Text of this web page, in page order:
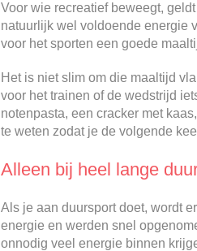
Voor wie recreatief beweegt,
natuurlijk wel voldoende energie
voor het sporten een goede
Het is niet slim om die maaltijd
voor het trainen of de wedstrijd
notenpasta, een cracker met
te weten zodat je de volgende
Alleen bij heel lange
Als je aan duursport doet, wordt
energie en werden snel
onnodig veel energie binnen